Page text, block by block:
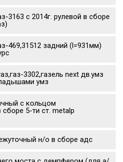
3163 с 2014г. рулевой в сборе
469,31512 задний (l=931мм)
3302,газель next дв.умз
умз
с кольцом
сборе 5-ти ст. metalp
н/о в сборе адс